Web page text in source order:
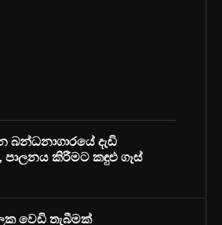
දැඩි
කිරීමට කඳුළු ගෑස්
වෙඩි තැබීමක්